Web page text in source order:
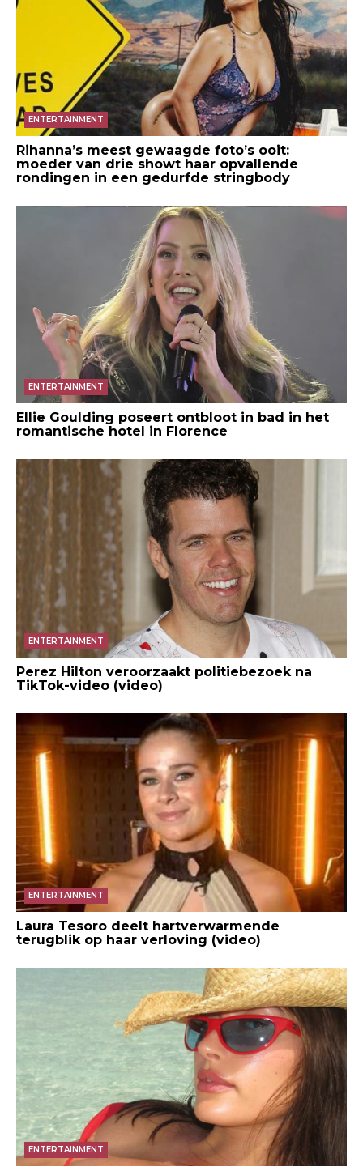
ENTERTAINMENT
Rihanna’s meest gewaagde foto’s ooit:
moeder van drie showt haar opvallende
rondingen in een gedurfde stringbody
ENTERTAINMENT
Ellie Goulding poseert ontbloot in bad in het
romantische hotel in Florence
ENTERTAINMENT
Perez Hilton veroorzaakt politiebezoek na
TikTok-video (video)
ENTERTAINMENT
Laura Tesoro deelt hartverwarmende
terugblik op haar verloving (video)
ENTERTAINMENT